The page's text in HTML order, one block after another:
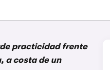
practicidad frente
a costa de un